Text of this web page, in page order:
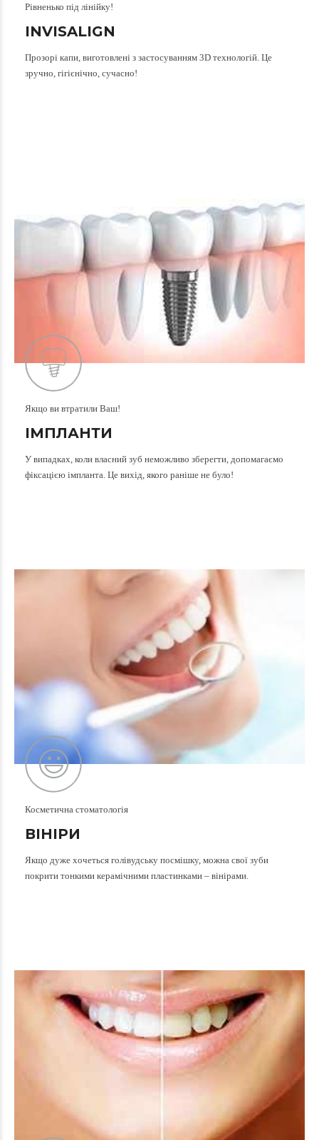
Рівненько під лінійку!
INVISALIGN
Прозорі капи, виготовлені з застосуванням 3D технологій. Це
зручно, гігієнічно, сучасно!
Якщо ви втратили Ваш!
ІМПЛАНТИ
У випадках, коли власний зуб неможливо зберегти, допомагаємо
фіксацією імпланта. Це вихід, якого раніше не було!
Косметична стоматологія
ВІНІРИ
Якщо дуже хочеться голівудську посмішку, можна свої зуби
покрити тонкими керамічними пластинками – вінірами.